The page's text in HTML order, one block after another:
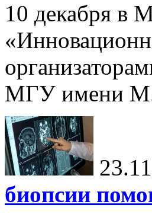
10 декабря в
МГУ имени
биопсии